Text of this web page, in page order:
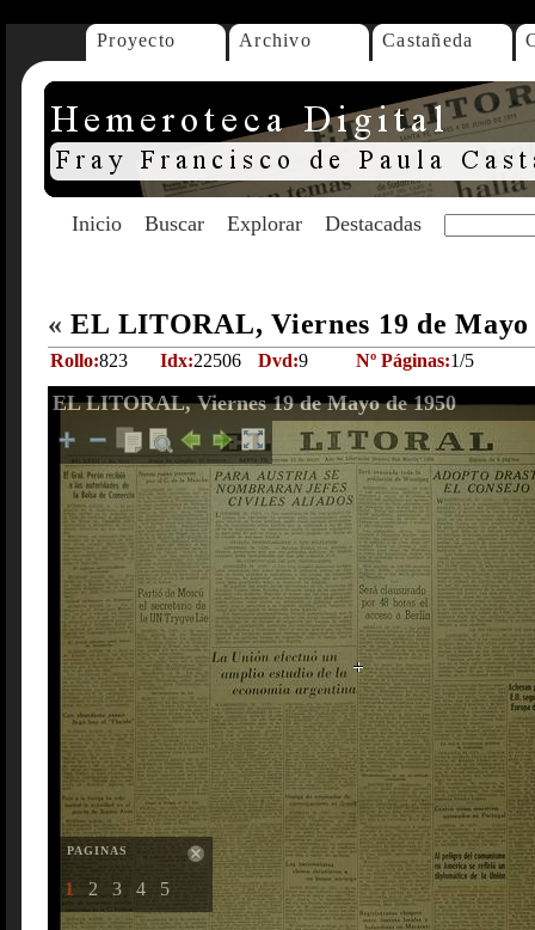
Proyecto Archivo Castañeda
Inicio Buscar Explorar Destacadas
« EL LITORAL, Viernes 19 de Mayo
Rollo:823 Idx:22506 Dvd:9 Nº Páginas:1/5
EL LITORAL, Viernes 19 de Mayo de 1950
PAGINAS
1 2 3 4 5